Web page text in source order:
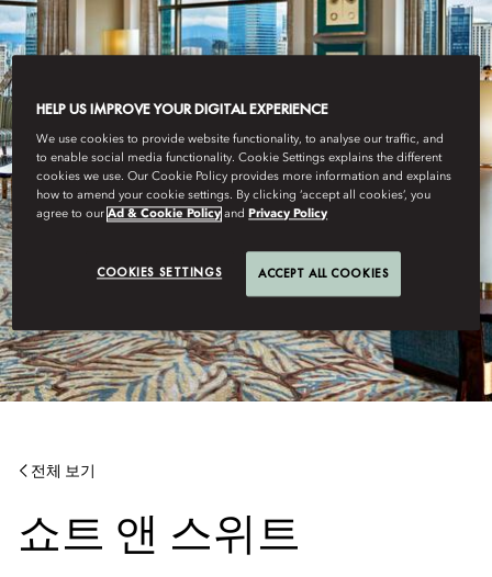
전체 보기
쇼트 앤 스위트
HELP US IMPROVE YOUR DIGITAL EXPERIENCE
We use cookies to provide website functionality, to analyse our traffic, and
to enable social media functionality. Cookie Settings explains the different
cookies we use. Our Cookie Policy provides more information and explains
how to amend your cookie settings. By clicking ‘accept all cookies’, you
agree to ourAd & Cookie Policy andPrivacy Policy
COOKIES SETTINGS ACCEPT ALL COOKIES